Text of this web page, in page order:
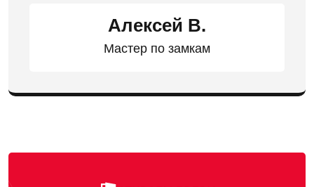
Алексей В.
Мастер по замкам